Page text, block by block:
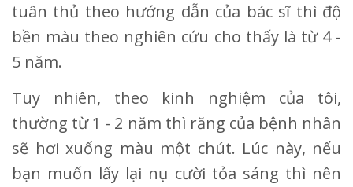
tuân thủ theo hướng dẫn của bác sĩ thì độ
bền màu theo nghiên cứu cho thấy là từ 4 -
5 năm.
Tuy nhiên, theo kinh nghiệm của tôi,
thường từ 1 - 2 năm thì răng của bệnh nhân
sẽ hơi xuống màu một chút. Lúc này, nếu
bạn muốn lấy lại nụ cười tỏa sáng thì nên